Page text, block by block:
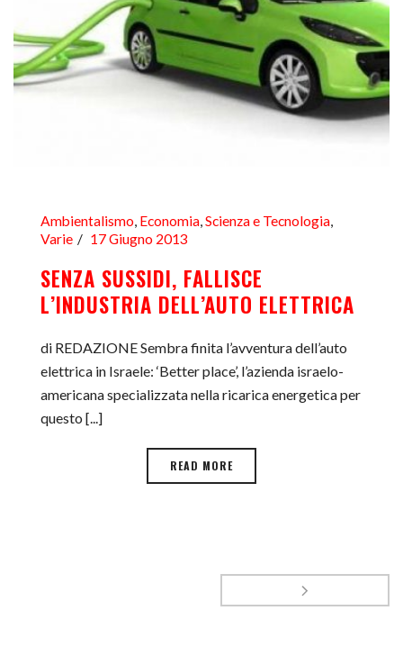
Ambientalismo Economia Scienza e Tecnologia
Varie
17 Giugno 2013
SENZA SUSSIDI, FALLISCE
L’INDUSTRIA DELL’AUTO ELETTRICA
di REDAZIONE Sembra finita l’avventura dell’auto
elettrica in Israele: ‘Better place’, l’azienda israelo-
americana specializzata nella ricarica energetica per
questo [...]
READ MORE